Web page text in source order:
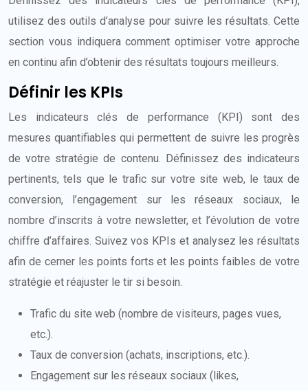
utilisez des outils d’analyse pour suivre les résultats. Cette
section vous indiquera comment optimiser votre approche
en continu afin d’obtenir des résultats toujours meilleurs.
Définir les KPIs
Les indicateurs clés de performance (KPI) sont des
mesures quantifiables qui permettent de suivre les progrès
de votre stratégie de contenu. Définissez des indicateurs
pertinents, tels que le trafic sur votre site web, le taux de
conversion, l’engagement sur les réseaux sociaux, le
nombre d’inscrits à votre newsletter, et l’évolution de votre
chiffre d’affaires. Suivez vos KPIs et analysez les résultats
afin de cerner les points forts et les points faibles de votre
stratégie et réajuster le tir si besoin.
Trafic du site web (nombre de visiteurs, pages vues,
etc.).
Taux de conversion (achats, inscriptions, etc.).
Engagement sur les réseaux sociaux (likes,